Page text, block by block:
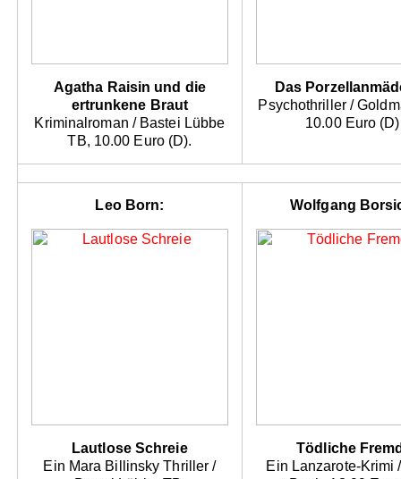
Agatha Raisin und die
ertrunkene Braut
Kriminalroman / Bastei Lübbe
TB, 10.00 Euro (D).
Das
Psychothriller /
10.00 Euro
Leo Born:
Lautlose Schreie
Ein Mara Billinsky Thriller /
Wolfgang
Tödliche
Ein Lanzarote-Krimi